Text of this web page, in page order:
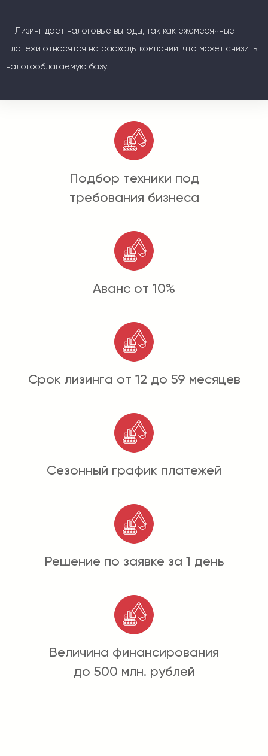
— Лизинг дает налоговые выгоды, так как ежемесячные
платежи относятся на расходы компании, что может снизить
налогооблагаемую базу.
Подбор техники под
требования бизнеса
Аванс от 10%
Срок лизинга от 12 до 59 месяцев
Сезонный график платежей
Решение по заявке за 1 день
Величина финансирования
до 500 млн. рублей